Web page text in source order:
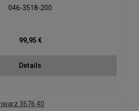
046-3518-200
Regulärer Preis:
99,95 €
Details